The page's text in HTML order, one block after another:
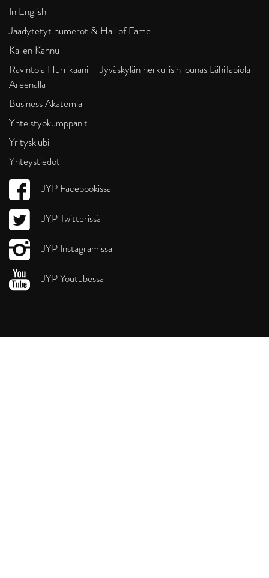
In English
Jäädytetyt numerot & Hall of Fame
Kallen Kannu
Ravintola Hurrikaani – Jyväskylän herkullisin lounas LähiTapiola
Areenalla
Business Akatemia
Yhteistyökumppanit
Yritysklubi
Yhteystiedot
JYP Facebookissa
JYP Twitterissä
JYP Instagramissa
JYP Youtubessa